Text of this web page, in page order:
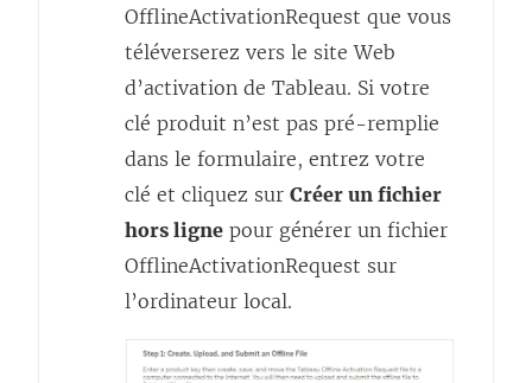
OfflineActivationRequest que vous
téléverserez vers le site Web
d’activation de Tableau. Si votre
clé produit n’est pas pré-remplie
dans le formulaire, entrez votre
clé et cliquez sur Créer un fichier
hors ligne pour générer un fichier
OfflineActivationRequest sur
l’ordinateur local.